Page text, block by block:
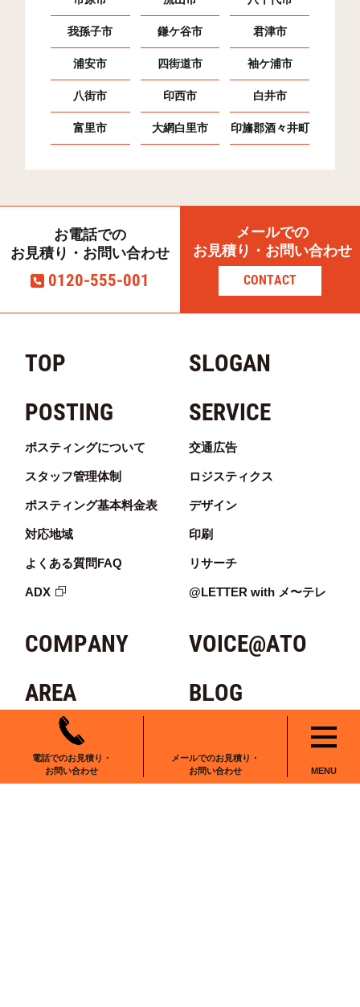
電話でのお見積り・
お問い合わせ
メールでのお見積り・
お問い合わせ
MENU
我孫子市 鎌ケ谷市 君津市
浦安市 四街道市 袖ケ浦市
八街市 印西市 白井市
富里市 大網白里市 印旛郡酒々井町
お電話での
お見積り・お問い合わせ
0120-555-001
メールでの
お見積り・お問い合わせ
CONTACT
TOP
SLOGAN
POSTING
ポスティングについて
スタッフ管理体制
ポスティング基本料金表
対応地域
よくある質問FAQ
ADX
SERVICE
交通広告
ロジスティクス
デザイン
印刷
リサーチ
@LETTER with メ〜テレ
COMPANY
AREA
RECRUIT
VOICE@ATO
BLOG
CONTACT